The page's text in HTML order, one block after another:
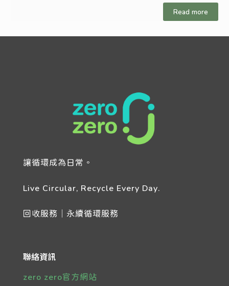
Read more
讓循環成為日常。
Live Circular, Recycle Every Day.
回收服務｜永續循環服務
聯絡資訊
zero zero官方網站